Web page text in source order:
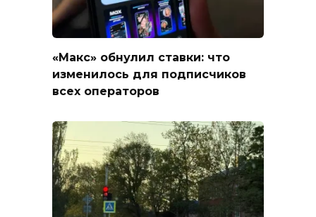
«Макс» обнулил ставки: что
изменилось для подписчиков
всех операторов